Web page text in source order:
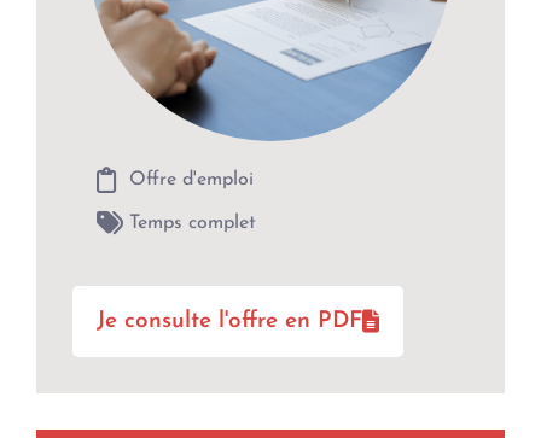
Offre d'emploi
Temps complet
Je consulte l'offre en PDF